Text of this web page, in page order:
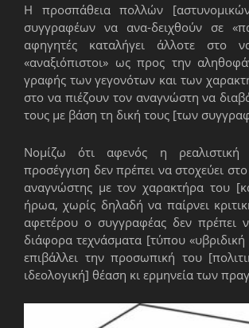
Η προσπάθεια πολλών
συγγραφέων να ανα-δειχθούν σε
αφηγητές καταλήγει άλλοτε στο
«αναξιόπιστοι» ως προς την
γραφής των γεγονότων και των
στο να πιέζουν τον αναγνώστη να
τους με βάση τη δική τους [των
Νομίζω ότι αφενός η ρεαλιστική
προσέγγιση δεν πρέπει να στοχεύει
αναγνώστης με τον χαρακτήρα του
ήρωα, χωρίς δηλαδή να παίρνει
αφετέρου ο συγγραφέας δεν πρέπει
διάφορα τεχνάσματα [τύπου
επιβάλλει την προσωπική του
ιδεολογική] θέαση κι ερμηνεία των